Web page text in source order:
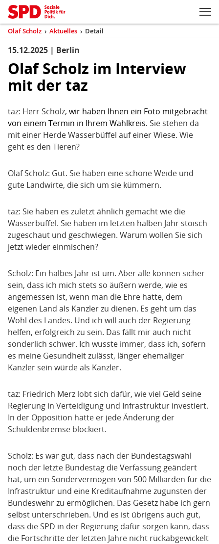
Kopfbereich
Sprungmarken-
Navigation
Hauptnavigation
Sie
sind
Olaf Scholz › Aktuelles › Detail
Inhaltsbereich
Detail
15.12.2025 | Berlin
Olaf Scholz im Interview
mit der taz
taz: Herr Scholz, wir haben Ihnen ein Foto mitgebracht
von einem Termin in Ihrem Wahlkreis. Sie stehen da
mit einer Herde Wasserbüffel auf einer Wiese. Wie
geht es den Tieren?
Olaf Scholz: Gut. Sie haben eine schöne Weide und
gute Landwirte, die sich um sie kümmern.
taz: Sie haben es zuletzt ähnlich gemacht wie die
Wasserbüffel. Sie haben im letzten halben Jahr stoisch
zugeschaut und geschwiegen. Warum wollen Sie sich
jetzt wieder einmischen?
Scholz: Ein halbes Jahr ist um. Aber alle können sicher
sein, dass ich mich stets so äußern werde, wie es
angemessen ist, wenn man die Ehre hatte, dem
eigenen Land als Kanzler zu dienen. Es geht um das
Wohl des Landes. Und ich will auch der Regierung
helfen, erfolgreich zu sein. Das fällt mir auch nicht
sonderlich schwer. Ich wusste immer, dass ich, sofern
es meine Gesundheit zulässt, länger ehemaliger
Kanzler sein würde als Kanzler.
taz: Friedrich Merz lobt sich dafür, wie viel Geld seine
Regierung in Verteidigung und Infrastruktur investiert.
In der Opposition hatte er jede Änderung der
Schuldenbremse blockiert.
Scholz: Es war gut, dass nach der Bundestagswahl
noch der letzte Bundestag die Verfassung geändert
hat, um ein Sondervermögen von 500 Milliarden für die
Infrastruktur und eine Kreditaufnahme zugunsten der
Bundeswehr zu ermöglichen. Das Gesetz habe ich gern
selbst unterschrieben. Und es ist übrigens auch gut,
dass die SPD in der Regierung dafür sorgen kann, dass
die Fortschritte der letzten Jahre nicht rückabgewickelt